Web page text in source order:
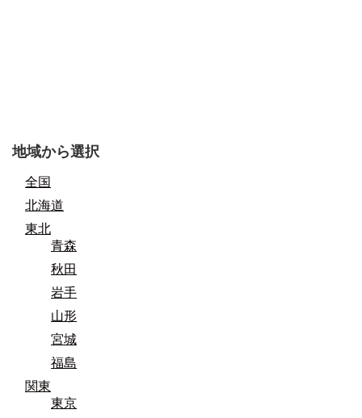
地域から選択
全国
北海道
東北
青森
秋田
岩手
山形
宮城
福島
関東
東京